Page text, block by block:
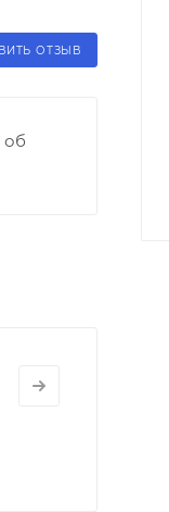
ОТЗЫВ
об